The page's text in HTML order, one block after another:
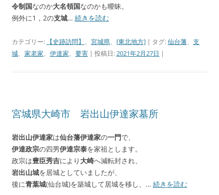
令制国なのか大名領国なのかも曖昧。
例外に1，2の支城… 続きを読む
カテゴリー: 【史跡訪問】 、 宮城県、 [東北地方] | タグ:仙台藩、 支
城、 家老家、 伊達家、 要害 | 投稿日:2021年2月27日 |
宮城県大崎市 岩出山伊達家墓所
岩出山伊達家は仙台藩伊達家の一門で、
伊達政宗の四男伊達宗泰を家祖とします。
政宗は豊臣秀吉により 大崎へ減転封され、
岩出山城を居城としていましたが、
後に青葉城(仙台城)を築城して居城を移し、… 続きを読む